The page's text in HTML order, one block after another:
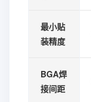
最小贴
装精度
BGA焊
接间距